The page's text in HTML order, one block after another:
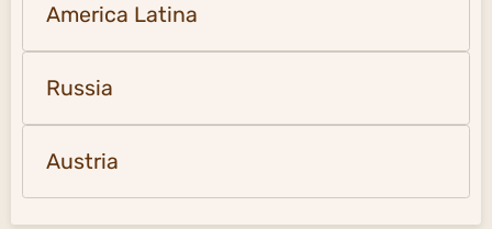
America Latina
Russia
Austria